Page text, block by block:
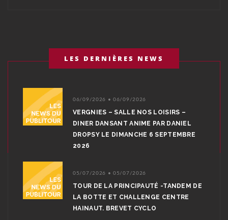
LES DERNIÈRES NEWS
06/09/2026 • 06/09/2026
VERGNIES – SALLE NOS LOISIRS –
DINER DANSANT ANIME PAR DANIEL
DROPSY LE DIMANCHE 6 SEPTEMBRE
2026
05/07/2026 • 05/07/2026
TOUR DE LA PRINCIPAUTÉ -TANDEM DE
LA BOTTE ET CHALLENGE CENTRE
HAINAUT. BREVET CYCLO